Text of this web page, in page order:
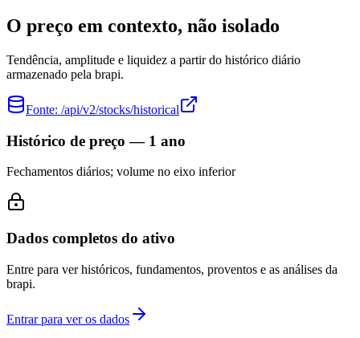
O preço em contexto, não isolado
Tendência, amplitude e liquidez a partir do histórico diário
armazenado pela brapi.
Fonte: /api/v2/stocks/historical
Histórico de preço — 1 ano
Fechamentos diários; volume no eixo inferior
Dados completos do ativo
Entre para ver históricos, fundamentos, proventos e as análises da
brapi.
Entrar para ver os dados